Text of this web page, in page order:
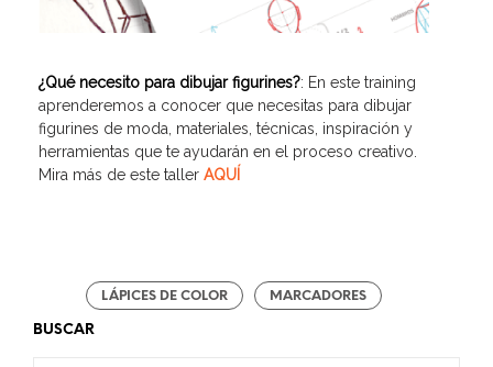
¿Qué necesito para dibujar figurines?: En este training
aprenderemos a conocer que necesitas para dibujar
figurines de moda, materiales, técnicas, inspiración y
herramientas que te ayudarán en el proceso creativo.
Mira más de este taller AQUÍ
LÁPICES DE COLOR MARCADORES
BUSCAR